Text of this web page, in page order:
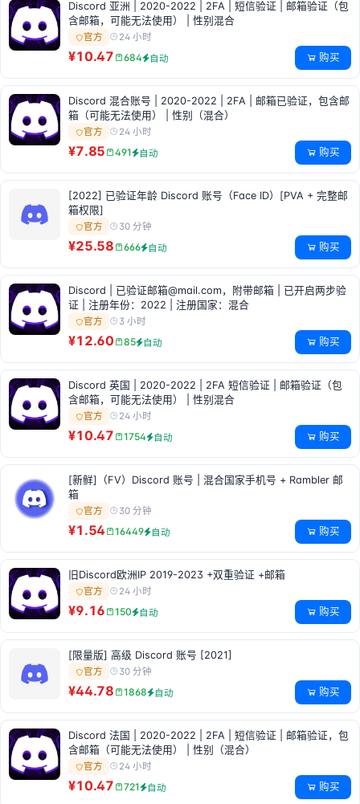
Discord 亚洲 | 2020-2022 | 2FA | 短信验证 | 邮箱验证（包
含邮箱，可能无法使用） | 性别混合
官方 24 小时
¥10.47 684 自动 购买
Discord 混合账号 | 2020-2022 | 2FA | 邮箱已验证，包含邮
箱（可能无法使用） | 性别（混合）
官方 24 小时
¥7.85 491 自动 购买
[2022] 已验证年龄 Discord 账号（Face ID）[PVA + 完整邮
箱权限]
官方 30 分钟
¥25.58 666 自动 购买
Discord | 已验证邮箱@mail.com，附带邮箱 | 已开启两步验
证 | 注册年份：2022 | 注册国家：混合
官方 3 小时
¥12.60 85 自动 购买
Discord 英国 | 2020-2022 | 2FA 短信验证 | 邮箱验证（包
含邮箱，可能无法使用） | 性别混合
官方 24 小时
¥10.47 1754 自动 购买
[新鲜]（FV）Discord 账号 | 混合国家手机号 + Rambler 邮
箱
官方 30 分钟
¥1.54 16449 自动 购买
旧Discord欧洲IP 2019-2023 +双重验证 +邮箱
官方 24 小时
¥9.16 150 自动 购买
[限量版] 高级 Discord 账号 [2021]
官方 30 分钟
¥44.78 1868 自动 购买
Discord 法国 | 2020-2022 | 2FA | 短信验证 | 邮箱验证，包
含邮箱（可能无法使用） | 性别（混合）
官方 24 小时
¥10.47 721 自动 购买